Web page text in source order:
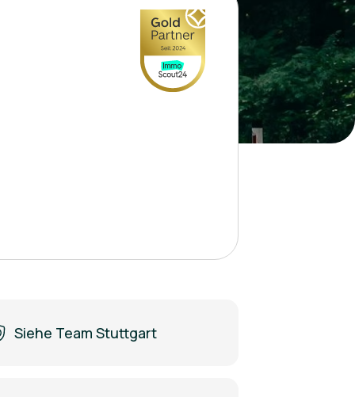
Siehe Team Stuttgart